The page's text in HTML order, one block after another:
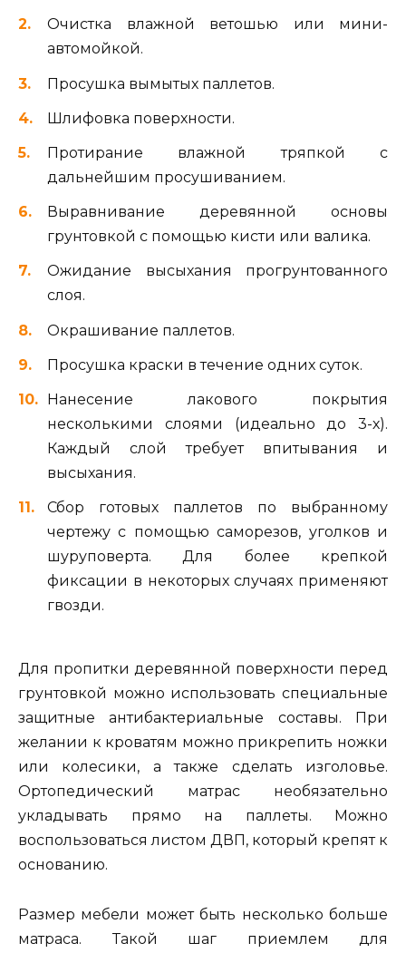
Очистка влажной ветошью или мини-
автомойкой.
Просушка вымытых паллетов.
Шлифовка поверхности.
Протирание влажной тряпкой с
дальнейшим просушиванием.
Выравнивание деревянной основы
грунтовкой с помощью кисти или валика.
Ожидание высыхания прогрунтованного
слоя.
Окрашивание паллетов.
Просушка краски в течение одних суток.
Нанесение лакового покрытия
несколькими слоями (идеально до 3-х).
Каждый слой требует впитывания и
высыхания.
Сбор готовых паллетов по выбранному
чертежу с помощью саморезов, уголков и
шуруповерта. Для более крепкой
фиксации в некоторых случаях применяют
гвозди.
Для пропитки деревянной поверхности перед
грунтовкой можно использовать специальные
защитные антибактериальные составы. При
желании к кроватям можно прикрепить ножки
или колесики, а также сделать изголовье.
Ортопедический матрас необязательно
укладывать прямо на паллеты. Можно
воспользоваться листом ДВП, который крепят к
основанию.
Размер мебели может быть несколько больше
матраса. Такой шаг приемлем для